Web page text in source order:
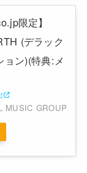
限定】
(デラック
ョン)(特典:メ
MUSIC GROUP